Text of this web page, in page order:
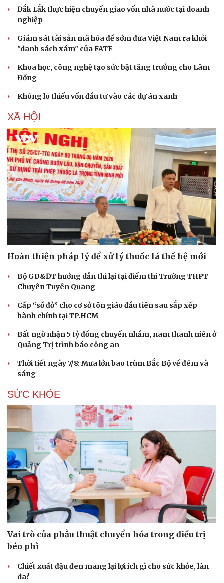
Du lịch
Tư vấn
check-in
Câu chuyện thời sự
Cửa sổ tình yêu
Kể chuyện cho bé
Hạt giống tâm hồn
Đắk Lắk thực hiện chuyển giao vốn nhà nước tại doanh
nghiệp
Giám sát tài sản mã hóa để sớm đưa Việt Nam ra khỏi
"danh sách xám" của FATF
Khoa học, công nghệ tạo sức bật tăng trưởng cho Lâm
Đồng
Không lo thiếu vốn đầu tư vào các dự án xanh
XÃ HỘI
Hoàn thiện pháp lý để xử lý thuốc lá thế hệ mới
Bộ GD&ĐT hướng dẫn thi lại tại điểm thi Trường THPT
Chuyên Tuyên Quang
Cấp “sổ đỏ” cho cơ sở tôn giáo đầu tiên sau sắp xếp
hành chính tại TP.HCM
Bất ngờ nhận 5 tỷ đồng chuyển nhầm, nam thanh niên ở
Quảng Trị trình báo công an
Thời tiết ngày 7/8: Mưa lớn bao trùm Bắc Bộ về đêm và
sáng
SỨC KHỎE
Vai trò của phẫu thuật chuyển hóa trong điều trị
béo phì
Chiết xuất đậu đen mang lại lợi ích gì cho sức khỏe, làn
da?